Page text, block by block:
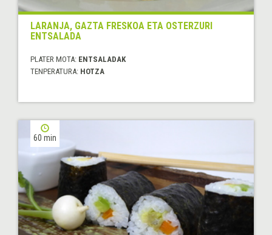
LARANJA, GAZTA FRESKOA ETA OSTERZURI
ENTSALADA
PLATER MOTA: ENTSALADAK
TENPERATURA: HOTZA
60 min